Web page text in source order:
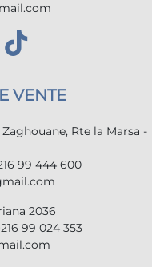
VENTE
Rte la Marsa -
99 444 600
2036
99 024 353